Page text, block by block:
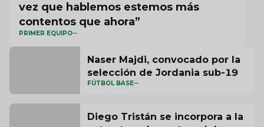
vez que hablemos estemos más
contentos que ahora”
PRIMER EQUIPO
Naser Majdi, convocado por la
selección de Jordania sub-19
FÚTBOL BASE
Diego Tristán se incorpora a la